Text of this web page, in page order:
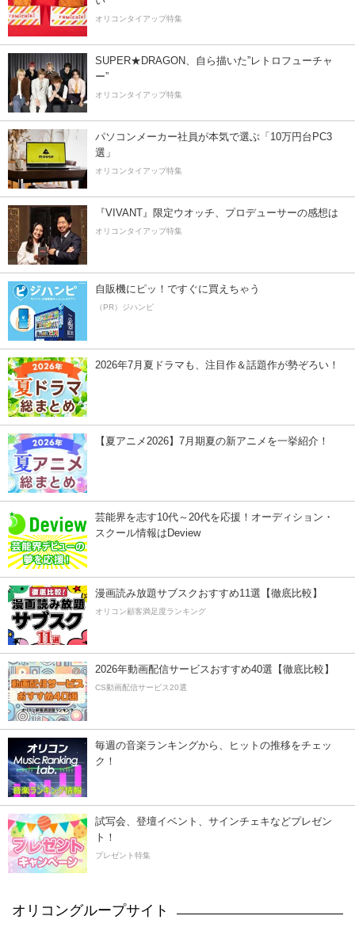
オリコンタイアップ特集
SUPER★DRAGON、自ら描いた”レトロフューチャ
ー”
オリコンタイアップ特集
パソコンメーカー社員が本気で選ぶ「10万円台PC3
選」
オリコンタイアップ特集
『VIVANT』限定ウオッチ、プロデューサーの感想は
オリコンタイアップ特集
自販機にピッ！ですぐに買えちゃう
（PR）ジハンピ
2026年7月夏ドラマも、注目作＆話題作が勢ぞろい！
【夏アニメ2026】7月期夏の新アニメを一挙紹介！
芸能界を志す10代～20代を応援！オーディション・
スクール情報はDeview
漫画読み放題サブスクおすすめ11選【徹底比較】
オリコン顧客満足度ランキング
2026年動画配信サービスおすすめ40選【徹底比較】
CS動画配信サービス20選
毎週の音楽ランキングから、ヒットの推移をチェッ
ク！
試写会、登壇イベント、サインチェキなどプレゼン
ト！
プレゼント特集
オリコングループサイト